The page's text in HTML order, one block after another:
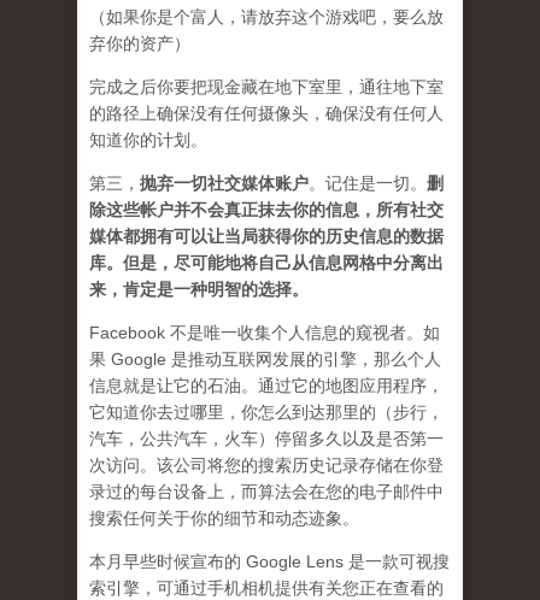
（如果你是个富人，请放弃这个游戏吧，要么放
弃你的资产）
完成之后你要把现金藏在地下室里，通往地下室
的路径上确保没有任何摄像头，确保没有任何人
知道你的计划。
第三， 抛弃一切社交媒体账户。记住是一切。 删
除这些帐户并不会真正抹去你的信息，所有社交
媒体都拥有可以让当局获得你的历史信息的数据
库。但是，尽可能地将自己从信息网格中分离出
来，肯定是一种明智的选择。
Facebook 不是唯一收集个人信息的窥视者。如
果 Google 是推动互联网发展的引擎，那么个人
信息就是让它的石油。通过它的地图应用程序，
它知道你去过哪里，你怎么到达那里的（步行，
汽车，公共汽车，火车）停留多久以及是否第一
次访问。该公司将您的搜索历史记录存储在你登
录过的每台设备上，而算法会在您的电子邮件中
搜索任何关于你的细节和动态迹象。
本月早些时候宣布的 Google Lens 是一款可视搜
索引擎，可通过手机相机提供有关您正在查看的